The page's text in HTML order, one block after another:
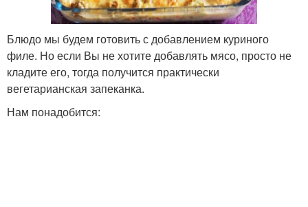
Блюдо мы будем готовить с добавлением куриного
филе. Но если Вы не хотите добавлять мясо, просто не
кладите его, тогда получится практически
вегетарианская запеканка.
Нам понадобится: